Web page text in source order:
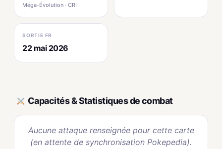
Méga-Évolution · CRI
SORTIE FR
22 mai 2026
Capacités & Statistiques de combat
Aucune attaque renseignée pour cette carte
(en attente de synchronisation Pokepedia).